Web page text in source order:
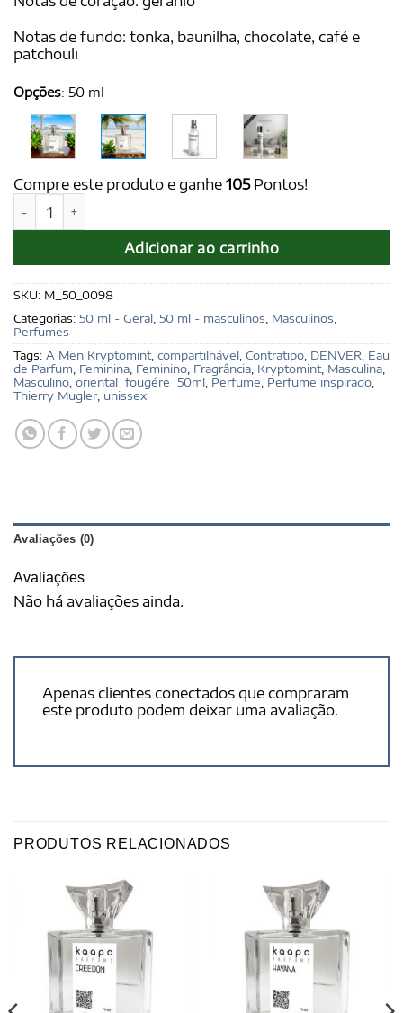
Notas de fundo: tonka, baunilha, chocolate, café e
patchouli
Opções: 50 ml
Compre este produto e ganhe 105Pontos!
Adicionar ao carrinho
SKU: M_50_0098
Categorias: 50 ml - Geral, 50 ml - masculinos, Masculinos,
Perfumes
Tags: A Men Kryptomint, compartilhável, Contratipo, DENVER, Eau
de Parfum, Feminina, Feminino, Fragrância, Kryptomint, Masculina,
Masculino, oriental_fougére_50ml, Perfume, Perfume inspirado,
Thierry Mugler, unissex
Avaliações (0)
Avaliações
Não há avaliações ainda.
Apenas clientes conectados que compraram
este produto podem deixar uma avaliação.
PRODUTOS RELACIONADOS